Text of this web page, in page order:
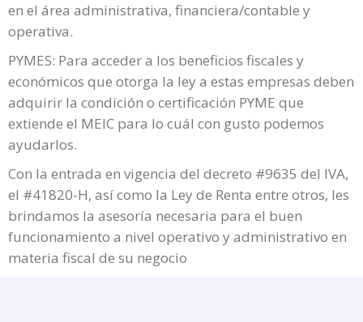
en el área administrativa, financiera/contable y
operativa.
PYMES: Para acceder a los beneficios fiscales y
económicos que otorga la ley a estas empresas deben
adquirir la condición o certificación PYME que
extiende el MEIC para lo cuál con gusto podemos
ayudarlos.
Con la entrada en vigencia del decreto #9635 del IVA,
el #41820-H, así como la Ley de Renta entre otros, les
brindamos la asesoría necesaria para el buen
funcionamiento a nivel operativo y administrativo en
materia fiscal de su negocio